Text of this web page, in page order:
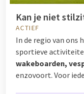
Kan je niet
ACTIEF
In de regio van ons
sportieve
wakeboarden,
enzovoort. Voor